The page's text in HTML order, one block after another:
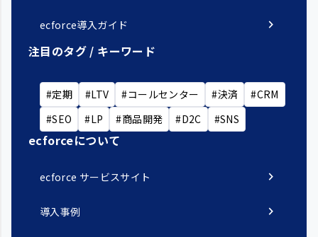
ecforce導入ガイド
chevron_right
注目のタグ / キーワード
#定期 #LTV #コールセンター #決済
#CRM
#SEO
#LP #商品開発 #D2C #SNS
ecforceについて
ecforce サービスサイト chevron_right
導入事例 chevron_right